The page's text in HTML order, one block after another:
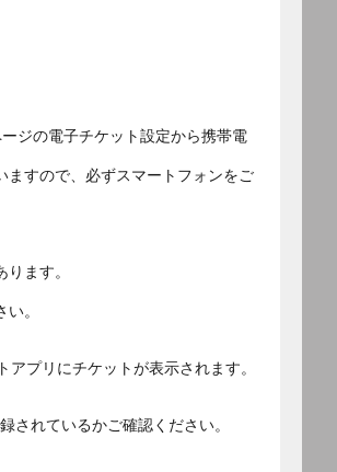
ジの電子チケット設定から携帯電
ますので、必ずスマートフォンをご
ます。
。
プリにチケットが表示されます。
されているかご確認ください。